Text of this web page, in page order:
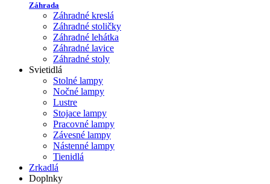
Záhrada
Záhradné kreslá
Záhradné stoličky
Záhradné lehátka
Záhradné lavice
Záhradné stoly
Svietidlá
Stolné lampy
Nočné lampy
Lustre
Stojace lampy
Pracovné lampy
Závesné lampy
Nástenné lampy
Tienidlá
Zrkadlá
Doplnky